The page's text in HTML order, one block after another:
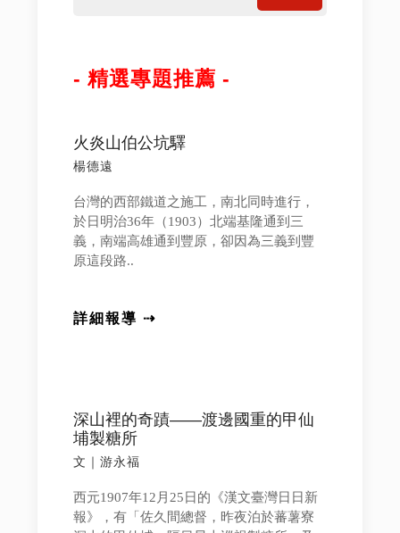
- 精選專題推薦 -
火炎山伯公坑驛
楊德遠
台灣的西部鐵道之施工，南北同時進行，
於日明治36年（1903）北端基隆通到三
義，南端高雄通到豐原，卻因為三義到豐
原這段路..
詳細報導 ⇢
深山裡的奇蹟——渡邊國重的甲仙
埔製糖所
文｜游永福
西元1907年12月25日的《漢文臺灣日日新
報》，有「佐久間總督，昨夜泊於蕃薯寮